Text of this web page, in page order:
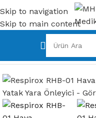
Skip to navigation
Skip to main content
Medikal